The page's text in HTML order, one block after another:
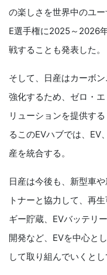
の楽しさを世界中のユ
E選手権に2025～2026
戦することも発表した。
そして、日産はカーボ
強化するため、ゼロ・
リューションを提供す
るこのEVハブでは、EV
産を統合する。
日産は今後も、新型車
トナーと協力して、再
ギー貯蔵、EVバッテリ
開発など、EVを中心と
して取り組んでいくとし